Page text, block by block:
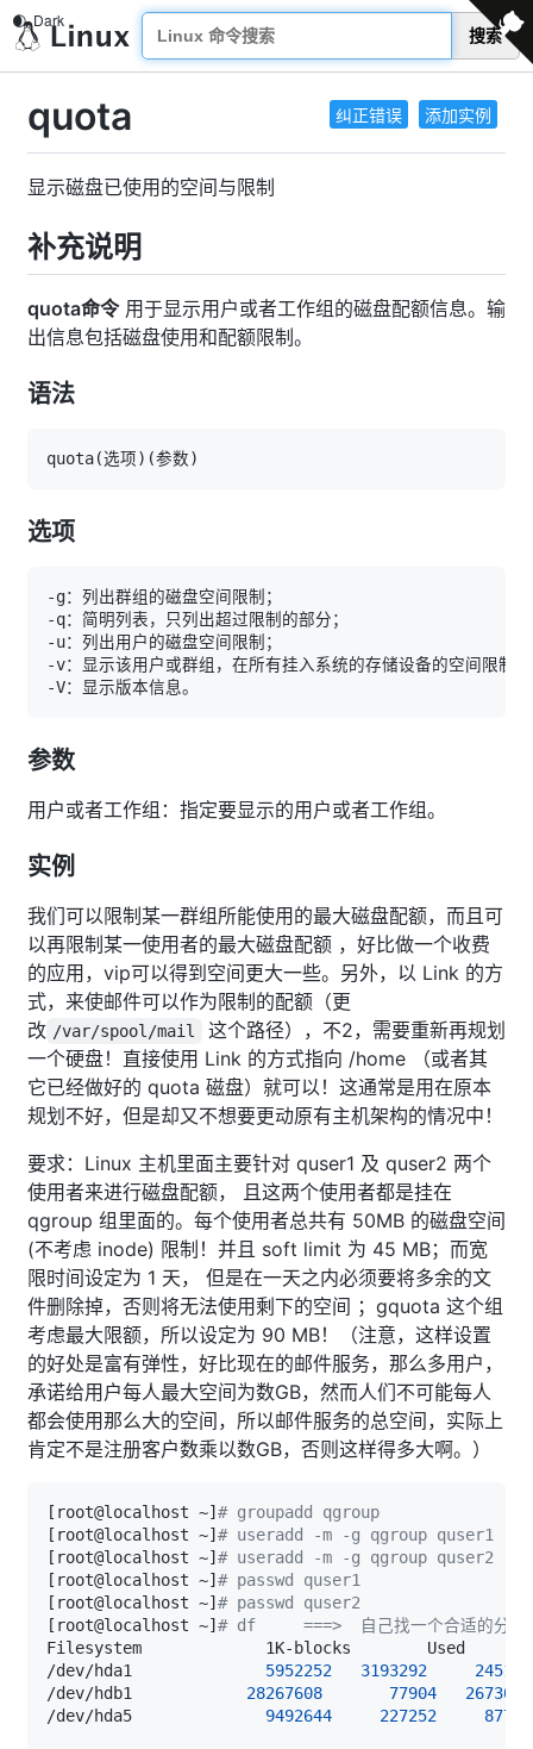
搜索
纠正错误 添加实例
quota
显示磁盘已使用的空间与限制
补充说明
quota命令用于显示用户或者工作组的磁盘配额信息。输
出信息包括磁盘使用和配额限制。
语法
quota(选项) (参数)
选项
参数
用户或者工作组：指定要显示的用户或者工作组。
实例
我们可以限制某一群组所能使用的最大磁盘配额，而且可
以再限制某一使用者的最大磁盘配额 ，好比做一个收费
的应用，vip可以得到空间更大一些。另外，以 Link 的方
式，来使邮件可以作为限制的配额（更
改 /var/spool/mail
这个路径），不2，需要重新再规划
一个硬盘！直接使用 Link 的方式指向 /home （或者其
它已经做好的 quota 磁盘）就可以！这通常是用在原本
规划不好，但是却又不想要更动原有主机架构的情况中！
要求：Linux 主机里面主要针对 quser1 及 quser2 两个
使用者来进行磁盘配额， 且这两个使用者都是挂在
qgroup 组里面的。每个使用者总共有 50MB 的磁盘空间
(不考虑 inode) 限制！并且 soft limit 为 45 MB；而宽
限时间设定为 1 天， 但是在一天之内必须要将多余的文
件删除掉，否则将无法使用剩下的空间 ；gquota 这个组
考虑最大限额，所以设定为 90 MB！（注意，这样设置
的好处是富有弹性，好比现在的邮件服务，那么多用户，
承诺给用户每人最大空间为数GB，然而人们不可能每人
都会使用那么大的空间，所以邮件服务的总空间，实际上
肯定不是注册客户数乘以数GB，否则这样得多大啊。）
[ root@localhost ~] # groupadd qgroup
[ root@localhost ~] # useradd -m -g qgroup quser1
[ root@localhost ~] # useradd -m -g qgroup quser2
[ root@localhost ~] # passwd quser1
[ root@localhost ~] # passwd quser2
[ root@localhost ~] # df     ===>  自己找一个合适的分区
/dev/hda1 5952252 3193292
/dev/hdb1 28267608 77904
/dev/hda5 9492644 227252